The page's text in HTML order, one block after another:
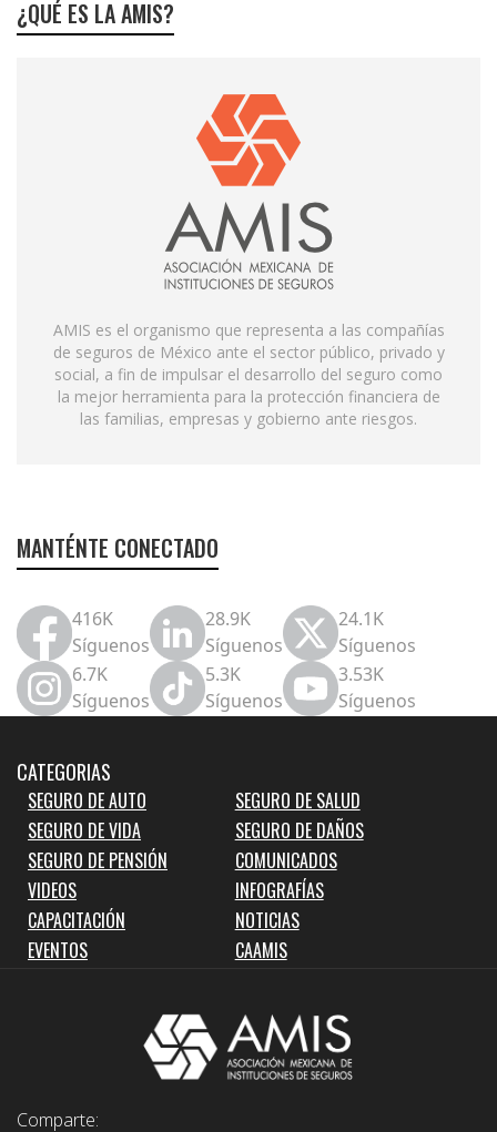
¿QUÉ ES LA AMIS?
AMIS es el organismo que representa a las compañías
de seguros de México ante el sector público, privado y
social, a fin de impulsar el desarrollo del seguro como
la mejor herramienta para la protección financiera de
las familias, empresas y gobierno ante riesgos.
MANTÉNTE CONECTADO
416K
Síguenos
28.9K
Síguenos
24.1K
Síguenos
6.7K
Síguenos
5.3K
Síguenos
3.53K
Síguenos
CATEGORIAS
SEGURO DE AUTO
SEGURO DE SALUD
SEGURO DE VIDA
SEGURO DE DAÑOS
SEGURO DE PENSIÓN
COMUNICADOS
VIDEOS
INFOGRAFÍAS
CAPACITACIÓN
NOTICIAS
EVENTOS
CAAMIS
Comparte: